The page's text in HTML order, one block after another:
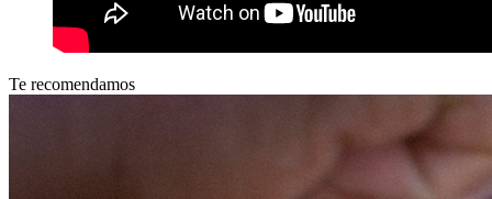
Te recomendamos